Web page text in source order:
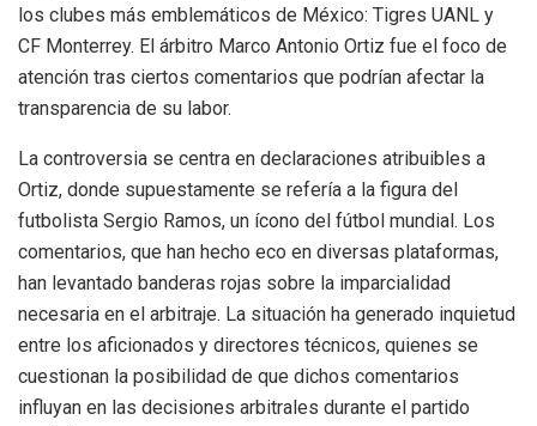
los clubes más emblemáticos de México: Tigres UANL y
CF Monterrey. El árbitro Marco Antonio Ortiz fue el foco de
atención tras ciertos comentarios que podrían afectar la
transparencia de su labor.
La controversia se centra en declaraciones atribuibles a
Ortiz, donde supuestamente se refería a la figura del
futbolista Sergio Ramos, un ícono del fútbol mundial. Los
comentarios, que han hecho eco en diversas plataformas,
han levantado banderas rojas sobre la imparcialidad
necesaria en el arbitraje. La situación ha generado inquietud
entre los aficionados y directores técnicos, quienes se
cuestionan la posibilidad de que dichos comentarios
influyan en las decisiones arbitrales durante el partido